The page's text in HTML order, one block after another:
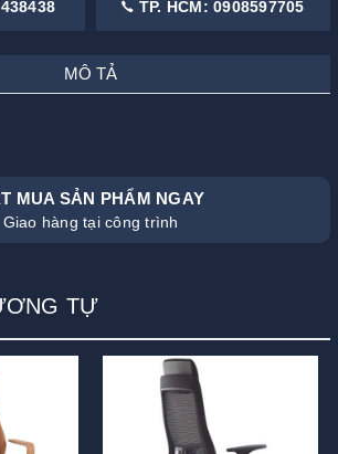
TP. HCM: 0908597705
MÔ TẢ
MUA SẢN PHẨM NGAY
Giao hàng tại công trình
TỰ